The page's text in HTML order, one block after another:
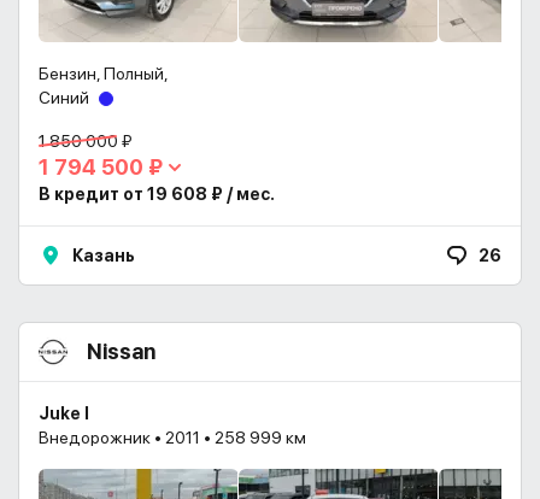
Бензин, Полный,
Синий
1 850 000 ₽
1 794 500 ₽
В кредит от 19 608 ₽ / мес.
Казань 26
Nissan
Juke I
Внедорожник • 2011 • 258 999 км